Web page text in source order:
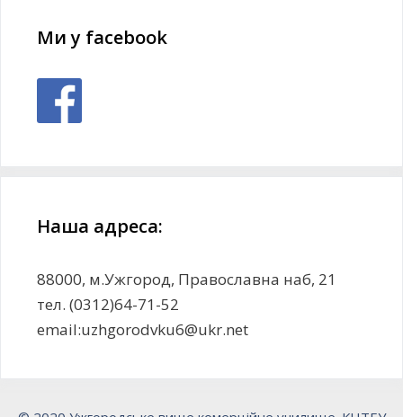
Ми у facebook
Наша адреса:
88000, м.Ужгород, Православна наб, 21
тел. (0312)64-71-52
email:uzhgorodvku6@ukr.net